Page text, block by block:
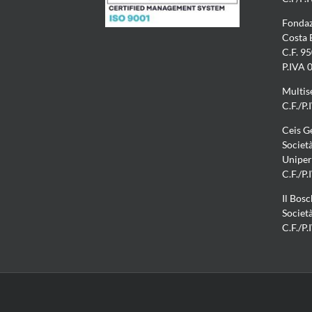
Costa
C.F.
P.IVA
C.F./
Ceis
C.F./
Il
C.F./